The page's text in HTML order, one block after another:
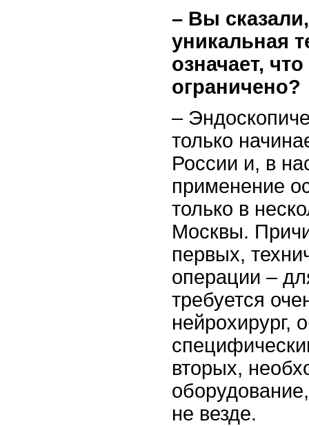
– Вы
уникальная
означает,
ограничено?
–
только
России и, в
применение
только в
Москвы.
первых,
операции –
требуется
нейрохирург,
вторых,
не везде.